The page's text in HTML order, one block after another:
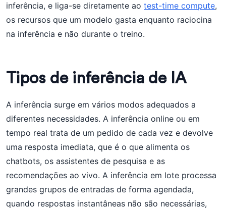
inferência, e liga-se diretamente ao test-time compute,
os recursos que um modelo gasta enquanto raciocina
na inferência e não durante o treino.
Tipos de inferência de IA
A inferência surge em vários modos adequados a
diferentes necessidades. A inferência online ou em
tempo real trata de um pedido de cada vez e devolve
uma resposta imediata, que é o que alimenta os
chatbots, os assistentes de pesquisa e as
recomendações ao vivo. A inferência em lote processa
grandes grupos de entradas de forma agendada,
quando respostas instantâneas não são necessárias,